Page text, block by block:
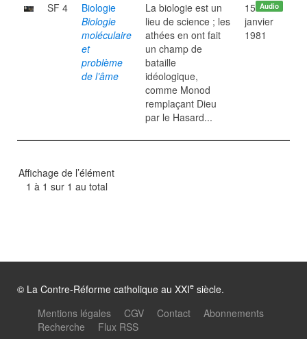
SF 4
Biologie
Biologie
moléculaire
et
problème
de l’âme
La biologie est un
lieu de science ; les
athées en ont fait
un champ de
bataille
idéologique,
comme Monod
remplaçant Dieu
par le Hasard...
Audio
15
janvier
1981
Affichage de l’élément
1 à 1 sur 1 au total
© La Contre-Réforme catholique au XXIe siècle.
Mentions légales
CGV Contact
Abonnements
Recherche
Flux RSS